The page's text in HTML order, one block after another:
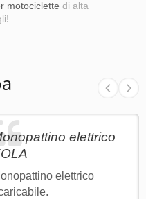
motociclette di alta
elettrico
elettrico